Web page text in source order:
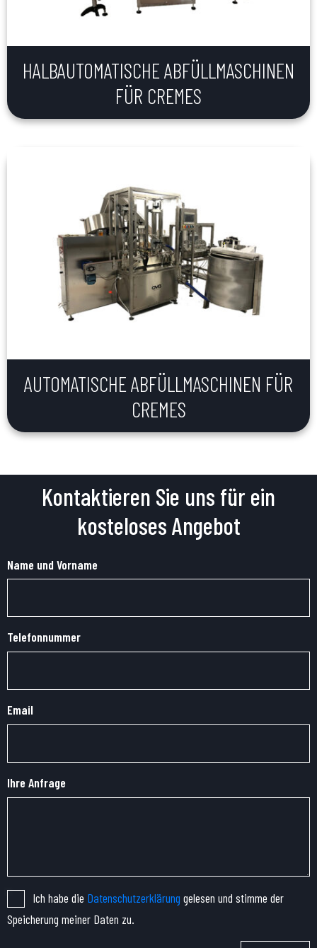
HALBAUTOMATISCHE ABFÜLLMASCHINEN
FÜR CREMES
AUTOMATISCHE ABFÜLLMASCHINEN FÜR
CREMES
Kontaktieren Sie uns für ein
kosteloses Angebot
Name und Vorname
Telefonnummer
Email
Ihre Anfrage
Ich habe die Datenschutzerklärung gelesen und stimme der
Speicherung meiner Daten zu.